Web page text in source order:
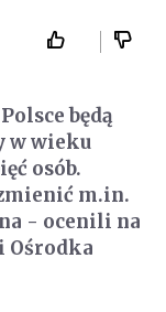
będą
w wieku
osób.
m.in.
- ocenili na